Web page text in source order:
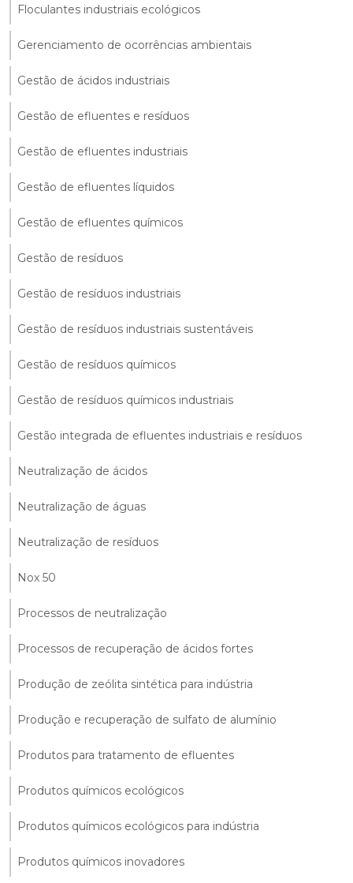
Floculantes industriais ecológicos
Gerenciamento de ocorrências ambientais
Gestão de ácidos industriais
Gestão de efluentes e resíduos
Gestão de efluentes industriais
Gestão de efluentes líquidos
Gestão de efluentes químicos
Gestão de resíduos
Gestão de resíduos industriais
Gestão de resíduos industriais sustentáveis
Gestão de resíduos químicos
Gestão de resíduos químicos industriais
Gestão integrada de efluentes industriais e resíduos
Neutralização de ácidos
Neutralização de águas
Neutralização de resíduos
Nox 50
Processos de neutralização
Processos de recuperação de ácidos fortes
Produção de zeólita sintética para indústria
Produção e recuperação de sulfato de alumínio
Produtos para tratamento de efluentes
Produtos químicos ecológicos
Produtos químicos ecológicos para indústria
Produtos químicos inovadores